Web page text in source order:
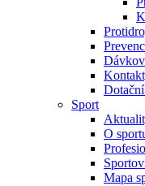
Sport
O
Mapa